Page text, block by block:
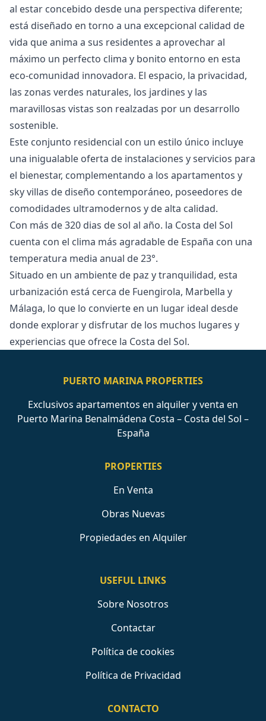
al estar concebido desde una perspectiva diferente;
está diseñado en torno a una excepcional calidad de
vida que anima a sus residentes a aprovechar al
máximo un perfecto clima y bonito entorno en esta
eco-comunidad innovadora. El espacio, la privacidad,
las zonas verdes naturales, los jardines y las
maravillosas vistas son realzadas por un desarrollo
sostenible.
Este conjunto residencial con un estilo único incluye
una inigualable oferta de instalaciones y servicios para
el bienestar, complementando a los apartamentos y
sky villas de diseño contemporáneo, poseedores de
comodidades ultramodernos y de alta calidad.
Con más de 320 dias de sol al año. la Costa del Sol
cuenta con el clima más agradable de España con una
temperatura media anual de 23°.
Situado en un ambiente de paz y tranquilidad, esta
urbanización está cerca de ‌Fuengirola, ‌Marbella ‌y
‌Málaga, ‌lo que lo convierte en ‌un ‌lugar ‌ideal desde
donde ‌explorar ‌y ‌disfrutar ‌de los ‌muchos lugares y
‌experiencias ‌que ‌ofrece ‌la ‌Costa ‌del ‌Sol.
PUERTO MARINA PROPERTIES
Exclusivos apartamentos en alquiler y venta en
Puerto Marina Benalmádena Costa – Costa del Sol –
España
PROPERTIES
En Venta
Obras Nuevas
Propiedades en Alquiler
USEFUL LINKS
Sobre Nosotros
Contactar
Política de cookies
Política de Privacidad
CONTACTO